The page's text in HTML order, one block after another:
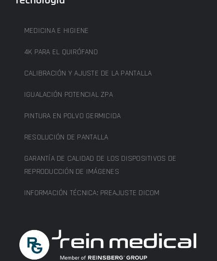
MEDICINA E HIGIENE
4K PARA EL QUIRÓFANO
CALIBRACIÓN Y AJUSTE DE LA PANTALLA
IGUALACIÓN POTENCIAL ZPA
PINTURA EN POLVO GERMICIDA
RESOLUCIÓN DE PANTALLA
GARANTÍA DE CALIDAD DE LOS DISPOSITIVOS DE
REPRODUCCIÓN DE IMÁGENES
INFORMACIÓN TÉCNICA: PREAJUSTE DICOM